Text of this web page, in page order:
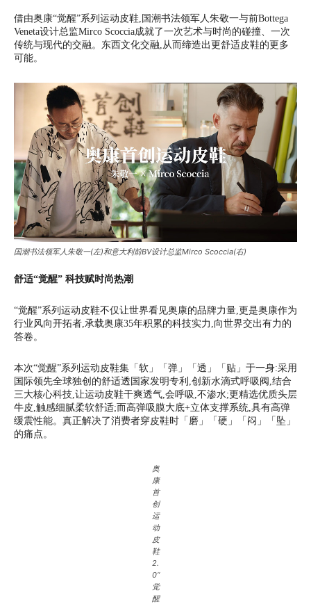
借由奥康“觉醒”系列运动皮鞋,国潮书法领军人朱敬一与前Bottega
Veneta设计总监Mirco Scoccia成就了一次艺术与时尚的碰撞、一次
传统与现代的交融。东西文化交融,从而缔造出更舒适皮鞋的更多
可能。
国潮书法领军人朱敬一(左)和意大利前BV设计总监Mirco Scoccia(右)
舒适“觉醒” 科技赋时尚热潮
“觉醒”系列运动皮鞋不仅让世界看见奥康的品牌力量,更是奥康作为
行业风向开拓者,承载奥康35年积累的科技实力,向世界交出有力的
答卷。
本次“觉醒”系列运动皮鞋集「软」「弹」「透」「贴」于一身:采用
国际领先全球独创的舒适透国家发明专利,创新水滴式呼吸阀,结合
三大核心科技,让运动皮鞋干爽透气,会呼吸,不渗水;更精选优质头层
牛皮,触感细腻柔软舒适;而高弹吸膜大底+立体支撑系统,具有高弹
缓震性能。真正解决了消费者穿皮鞋时「磨」「硬」「闷」「坠」
的痛点。
奥
康
首
创
运
动
皮
鞋
2.
0“
觉
醒